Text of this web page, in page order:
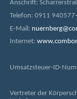
Anschrift:
Telefon: 0911
E-Mail:
Internet:
Umsatzsteuer-ID-
Vertreter der